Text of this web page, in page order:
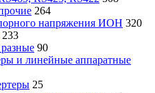
264
напряжения ИОН 320
233
90
и линейные аппаратные
25